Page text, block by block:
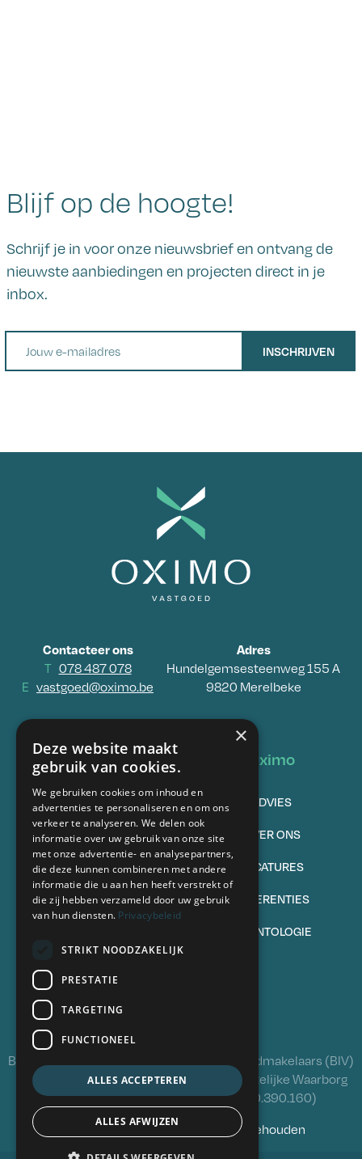
Blijf op de hoogte!
Schrijf je in voor onze nieuwsbrief en ontvang de
nieuwste aanbiedingen en projecten direct in je
inbox.
INSCHRIJVEN
Contacteer ons
T 078 487 078
E vastgoed@oximo.be
Adres
Hundelgemsesteenweg 155 A
9820 Merelbeke
Vastgoed
TE KOOP
VERKOPEN
TE HUUR
VERHUREN
Oximo
ADVIES
OVER ONS
VACATURES
REFERENTIES
DEONTOLOGIE
Volg ons
BIV 504341 - Beroepsinstituut van Vastgoedmakelaars (BIV)
Luxemburgstraat 16B, 1000 Brussel - Wettelijke Waarborg
via polis NV AXA Belgium (polisnr. 730.390.160)
© 2026 Oximo. Alle rechten voorbehouden
×
Deze website maakt
gebruik van cookies.
We gebruiken cookies om inhoud en
advertenties te personaliseren en om ons
verkeer te analyseren. We delen ook
informatie over uw gebruik van onze site
met onze advertentie- en analysepartners,
die deze kunnen combineren met andere
informatie die u aan hen heeft verstrekt of
die zij hebben verzameld door uw gebruik
van hun diensten. Privacybeleid
STRIKT NOODZAKELIJK
PRESTATIE
TARGETING
FUNCTIONEEL
ALLES ACCEPTEREN
ALLES AFWIJZEN